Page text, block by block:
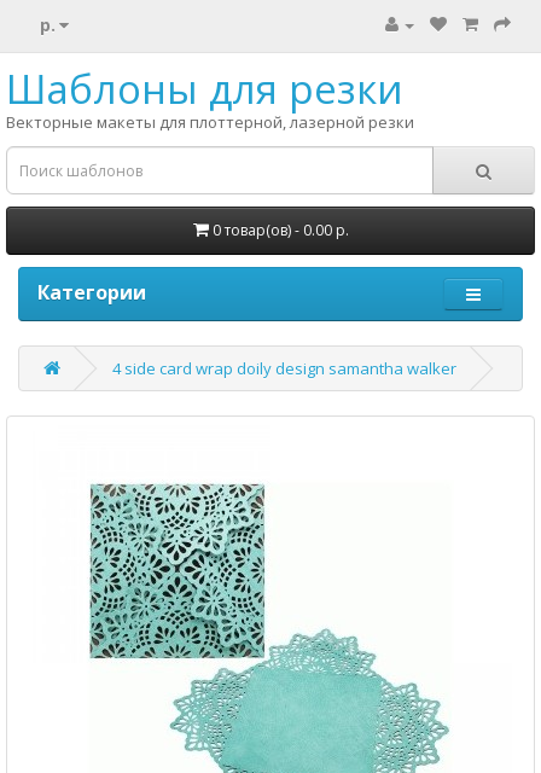
р.
Шаблоны для резки
Векторные макеты для плоттерной, лазерной резки
0 товар(ов) - 0.00 р.
Категории
4 side card wrap doily design samantha walker